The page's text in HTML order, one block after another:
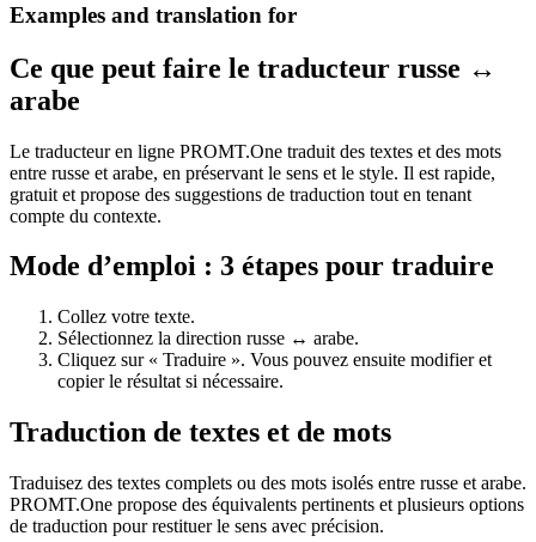
Examples and translation for
Ce que peut faire le traducteur russe ↔
arabe
Le traducteur en ligne PROMT.One traduit des textes et des mots
entre russe et arabe, en préservant le sens et le style. Il est rapide,
gratuit et propose des suggestions de traduction tout en tenant
compte du contexte.
Mode d’emploi : 3 étapes pour traduire
Collez votre texte.
Sélectionnez la direction russe ↔ arabe.
Cliquez sur « Traduire ». Vous pouvez ensuite modifier et
copier le résultat si nécessaire.
Traduction de textes et de mots
Traduisez des textes complets ou des mots isolés entre russe et arabe.
PROMT.One propose des équivalents pertinents et plusieurs options
de traduction pour restituer le sens avec précision.